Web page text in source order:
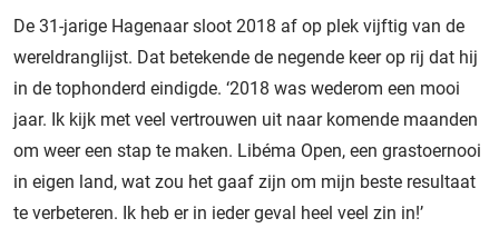
De 31-jarige Hagenaar sloot 2018 af op plek vijftig van de
wereldranglijst. Dat betekende de negende keer op rij dat hij
in de tophonderd eindigde. ‘2018 was wederom een mooi
jaar. Ik kijk met veel vertrouwen uit naar komende maanden
om weer een stap te maken. Libéma Open, een grastoernooi
in eigen land, wat zou het gaaf zijn om mijn beste resultaat
te verbeteren. Ik heb er in ieder geval heel veel zin in!’